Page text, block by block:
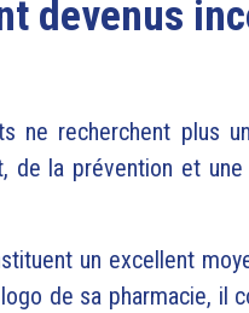
devenus
ne recherchent plus
de la prévention et
un excellent
de sa pharmacie, il